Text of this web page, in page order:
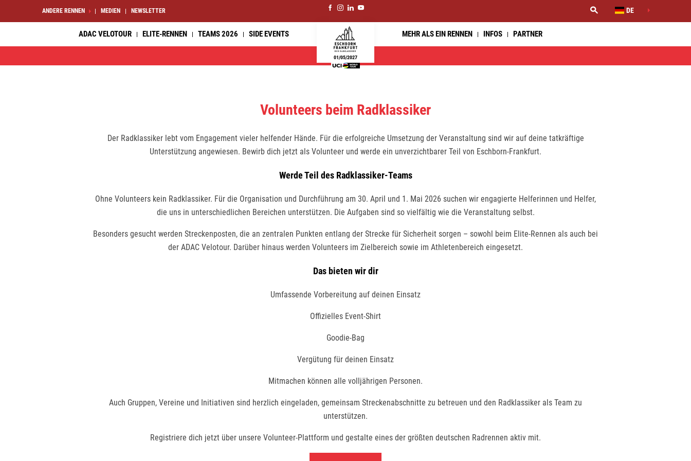
ANDERE RENNEN MEDIEN NEWSLETTER DE
ADAC VELOTOUR ELITE-RENNEN TEAMS 2026 SIDE EVENTS
01/05/2027
MEHR ALS EIN RENNEN INFOS PARTNER
Volunteers beim Radklassiker
Der Radklassiker lebt vom Engagement vieler helfender Hände. Für die erfolgreiche Umsetzung der Veranstaltung sind wir auf deine tatkräftige
Unterstützung angewiesen. Bewirb dich jetzt als Volunteer und werde ein unverzichtbarer Teil von Eschborn-Frankfurt.
Werde Teil des Radklassiker-Teams
Ohne Volunteers kein Radklassiker. Für die Organisation und Durchführung am 30. April und 1. Mai 2026 suchen wir engagierte Helferinnen und Helfer,
die uns in unterschiedlichen Bereichen unterstützen. Die Aufgaben sind so vielfältig wie die Veranstaltung selbst.
Besonders gesucht werden Streckenposten, die an zentralen Punkten entlang der Strecke für Sicherheit sorgen – sowohl beim Elite-Rennen als auch bei
der ADAC Velotour. Darüber hinaus werden Volunteers im Zielbereich sowie im Athletenbereich eingesetzt.
Das bieten wir dir
Umfassende Vorbereitung auf deinen Einsatz
Offizielles Event-Shirt
Goodie-Bag
Vergütung für deinen Einsatz
Mitmachen können alle volljährigen Personen.
Auch Gruppen, Vereine und Initiativen sind herzlich eingeladen, gemeinsam Streckenabschnitte zu betreuen und den Radklassiker als Team zu
unterstützen.
Registriere dich jetzt über unsere Volunteer-Plattform und gestalte eines der größten deutschen Radrennen aktiv mit.